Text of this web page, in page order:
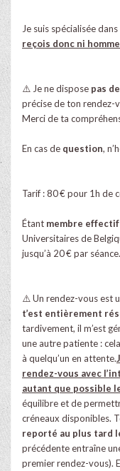
Je suis spécialisée dans
reçois donc ni
⚠️ Je ne dispose pas
précise de ton rendez-
Merci de ta
En cas de question,
Tarif : 80 € pour 1h de
Étant membre effectif
Universitaires de
jusqu’à 20 € par séance.
⚠️ Un rendez-vous est
t’est entièrement
tardivement, il m’est
une autre patiente :
à quelqu’un en attente.
rendez-vous avec
autant que possible
équilibre et de
créneaux disponibles.
reporté au plus tard
précédente entraîne
premier rendez-vous).